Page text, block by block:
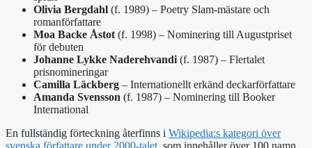
Olivia Bergdahl (f. 1989) – Poetry Slam-mästare och
romanförfattare
Moa Backe Åstot (f. 1998) – Nominering till Augustpriset
för debuten
Johanne Lykke Naderehvandi (f. 1987) – Flertalet
prisnomineringar
Camilla Läckberg – Internationellt erkänd deckarförfattare
Amanda Svensson (f. 1987) – Nominering till Booker
International
En fullständig förteckning återfinns i Wikipedia:s kategori över
svenska författare under 2000-talet, som innehåller över 100 namn